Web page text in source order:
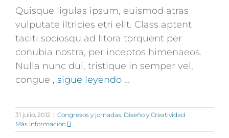
Quisque ligulas ipsum, euismod atras
vulputate iltricies etri elit. Class aptent
taciti sociosqu ad litora torquent per
conubia nostra, per inceptos himenaeos.
Nulla nunc dui, tristique in semper vel,
congue , sigue leyendo …
31 julio, 2012 | Congresos y jornadas, Diseño y Creatividad
Más información